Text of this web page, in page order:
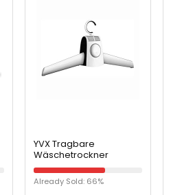
YVX Tragbare
Wäschetrockner
Kleiderbügel Elektrische
Mini Klappschuhe
Wärmer Trockner Rack
Already Sold: 66%